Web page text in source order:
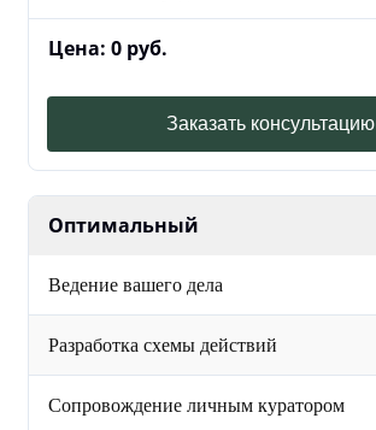
Цена: 0 руб.
Заказать консультацию
Оптимальный
Ведение вашего дела
Разработка схемы действий
Сопровождение личным куратором